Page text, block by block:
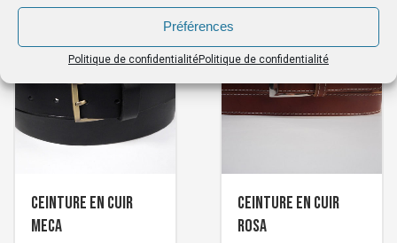
Préférences
Politique de confidentialitéPolitique de confidentialité
Ceinture en cuir
Meca
Ceinture en cuir
Rosa